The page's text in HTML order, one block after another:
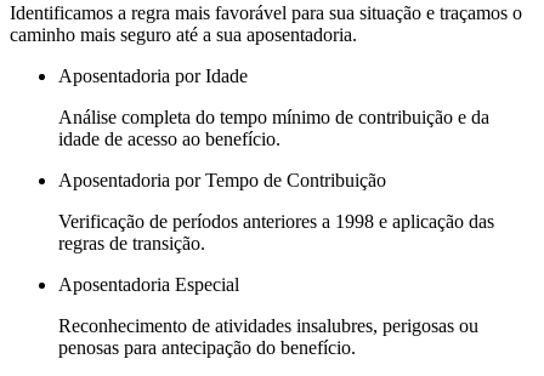
Identificamos a regra mais favorável para sua situação e traçamos o
caminho mais seguro até a sua aposentadoria.
Aposentadoria por Idade
Análise completa do tempo mínimo de contribuição e da
idade de acesso ao benefício.
Aposentadoria por Tempo de Contribuição
Verificação de períodos anteriores a 1998 e aplicação das
regras de transição.
Aposentadoria Especial
Reconhecimento de atividades insalubres, perigosas ou
penosas para antecipação do benefício.